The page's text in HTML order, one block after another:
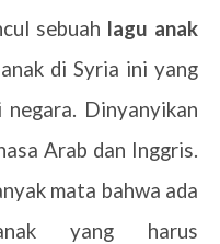
sebuah lagu anak
di Syria ini yang
Dinyanyikan
Arab dan Inggris.
mata bahwa ada
yang harus